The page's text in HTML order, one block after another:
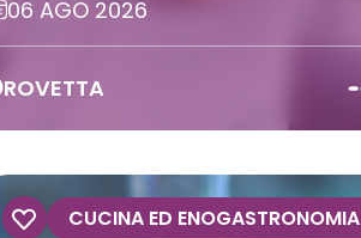
06 AGO 2026
ROVETTA
CUCINA ED ENOGASTRONOMIA